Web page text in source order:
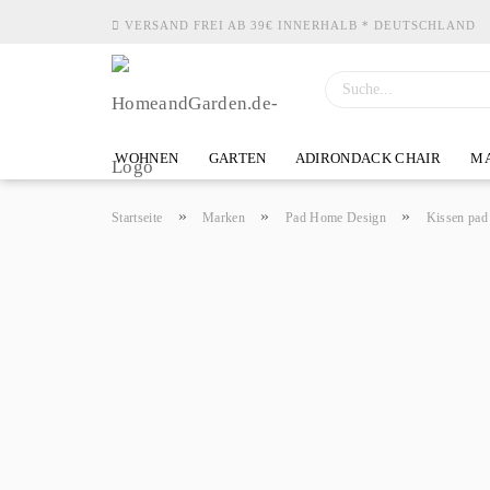
VERSAND FREI AB 39€ INNERHALB * DEUTSCHLAND
WOHNEN GARTEN ADIRONDACK CHAIR
Startseite » Marken » Pad Home Design » Kissen